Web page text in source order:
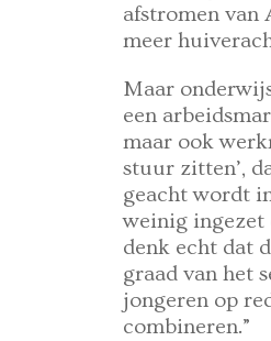
afstromen van
meer
Maar
een
maar ook
stuur zitten’,
geacht wordt
weinig ingezet
denk echt dat
graad van het
jongeren op
combineren.”